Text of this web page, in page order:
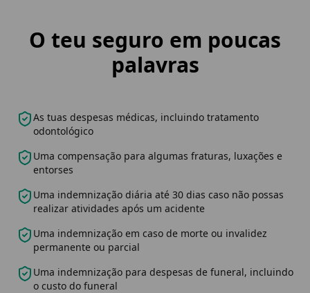
O teu seguro em poucas
palavras
As tuas despesas médicas, incluindo tratamento
odontológico
Uma compensação para algumas fraturas, luxações e
entorses
Uma indemnização diária até 30 dias caso não possas
realizar atividades após um acidente
Uma indemnização em caso de morte ou invalidez
permanente ou parcial
Uma indemnização para despesas de funeral, incluindo
o custo do funeral